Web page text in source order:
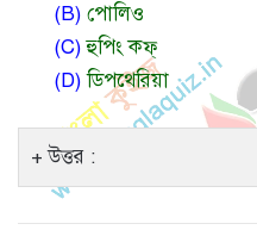
(B) পোলিও
(C)হুপিং কফ্
(D)ডিপথেরিয়া
উত্তর :